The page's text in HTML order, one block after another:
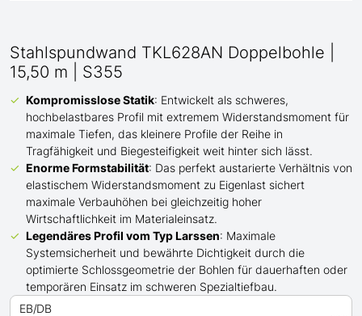
Stahlspundwand TKL628AN Doppelbohle |
15,50 m | S355
Kompromisslose Statik: Entwickelt als schweres,
hochbelastbares Profil mit extremem Widerstandsmoment für
maximale Tiefen, das kleinere Profile der Reihe in
Tragfähigkeit und Biegesteifigkeit weit hinter sich lässt.
Enorme Formstabilität: Das perfekt austarierte Verhältnis von
elastischem Widerstandsmoment zu Eigenlast sichert
maximale Verbauhöhen bei gleichzeitig hoher
Wirtschaftlichkeit im Materialeinsatz.
Legendäres Profil vom Typ Larssen: Maximale
Systemsicherheit und bewährte Dichtigkeit durch die
optimierte Schlossgeometrie der Bohlen für dauerhaften oder
temporären Einsatz im schweren Spezialtiefbau.
EB/DB